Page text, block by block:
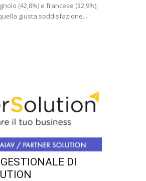
(42,8%) e francese (32,9%),
giusta soddisfazione...
DI